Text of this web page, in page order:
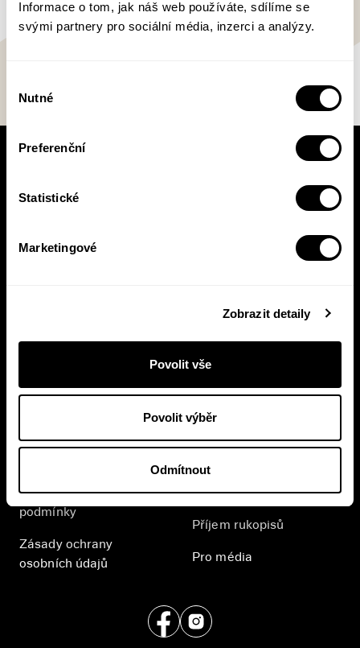
Informace o tom, jak náš web používáte, sdílíme se
svými partnery pro sociální média, inzerci a analýzy.
souhlasu
Nutné
Preferenční
Statistické
Marketingové
Zobrazit detaily
Povolit vše
Povolit výběr
Odmítnout
newsletterem budete vědět o všem, co se v
Přihlášením se k odběru novinek souhlasíte se
Všeobecné obchodní
podmínky
Zásady ochrany
osobních údajů
Nakladatelství
English
Příjem rukopisů
Pro média